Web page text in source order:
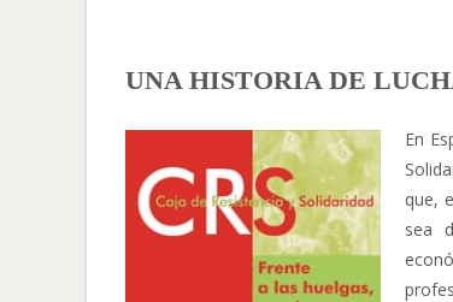
UNA HISTORIA DE
En
que,
sea